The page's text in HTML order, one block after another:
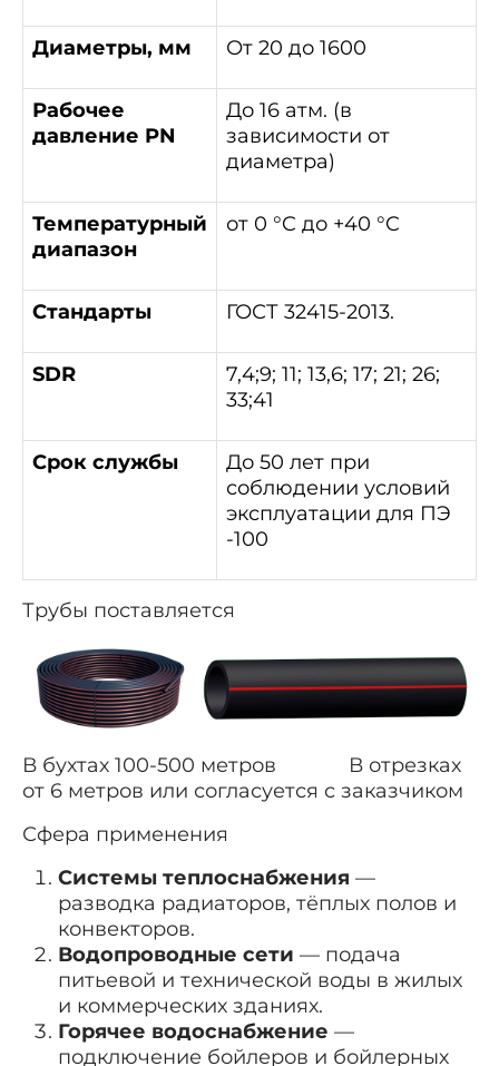
Диаметры, мм От 20 до 1600
Рабочее
давление PN
До 16 атм. (в
зависимости от
диаметра)
Температурный
диапазон
от 0 °C до +40 °C
Стандарты ГОСТ 32415-2013.
SDR
7,4;9; 11; 13,6; 17; 21; 26;
33;41
Срок службы
До 50 лет при
соблюдении условий
эксплуатации для ПЭ
-100
Трубы поставляется
В бухтах 100-500 метров В отрезках
от 6 метров или согласуется с заказчиком
Сфера применения
Системы теплоснабжения —
разводка радиаторов, тёплых полов и
конвекторов.
Водопроводные сети — подача
питьевой и технической воды в жилых
и коммерческих зданиях.
Горячее водоснабжение —
подключение бойлеров и бойлерных